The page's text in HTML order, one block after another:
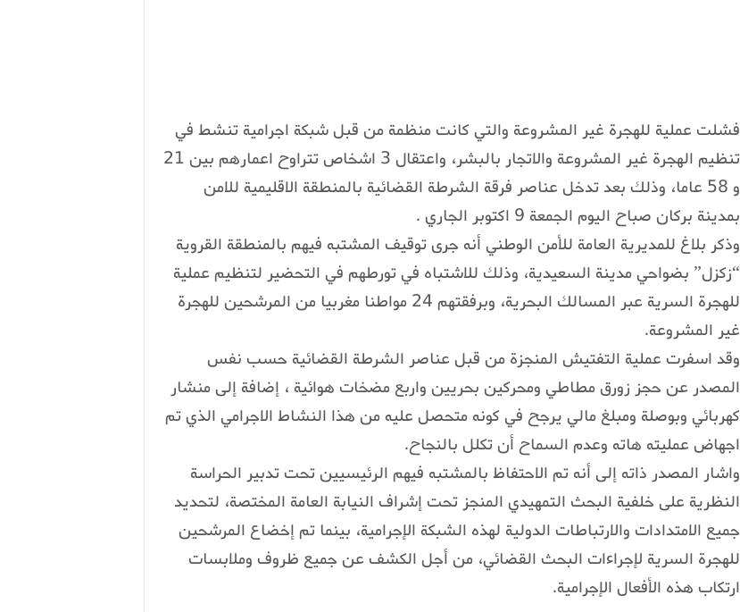
فشلت عملية للهجرة غير المشروعة والتي كانت منظمة من قبل شبكة اجرامية تنشط في
تنظيم الهجرة غير المشروعة والاتجار بالبشر، واعتقال 3 اشخاص تتراوح اعمارهم بين 21
و 58 عاما، وذلك بعد تدخل عناصر فرقة الشرطة القضائية بالمنطقة الاقليمية للامن
بمدينة بركان صباح اليوم الجمعة 9 اكتوبر الجاري .
وذكر بلاغ للمديرية العامة للأمن الوطني أنه جرى توقيف المشتبه فيهم بالمنطقة القروية
“زكزل” بضواحي مدينة السعيدية، وذلك للاشتباه في تورطهم في التحضير لتنظيم عملية
للهجرة السرية عبر المسالك البحرية، وبرفقتهم 24 مواطنا مغربيا من المرشحين للهجرة
غير المشروعة.
وقد اسفرت عملية التفتيش المنجزة من قبل عناصر الشرطة القضائية حسب نفس
المصدر عن حجز زورق مطاطي ومحركين بحريين واربع مضخات هوائية ، إضافة إلى منشار
كهربائي وبوصلة ومبلغ مالي يرجح في كونه متحصل عليه من هذا النشاط الاجرامي الذي تم
اجهاض عمليته هاته وعدم السماح أن تكلل بالنجاح.
واشار المصدر ذاته إلى أنه تم الاحتفاظ بالمشتبه فيهم الرئيسيين تحت تدبير الحراسة
النظرية على خلفية البحث التمهيدي المنجز تحت إشراف النيابة العامة المختصة، لتحديد
جميع الامتدادات والارتباطات الدولية لهذه الشبكة الإجرامية، بينما تم إخضاع المرشحين
للهجرة السرية لإجراءات البحث القضائي، من أجل الكشف عن جميع ظروف وملابسات
ارتكاب هذه الأفعال الإجرامية.